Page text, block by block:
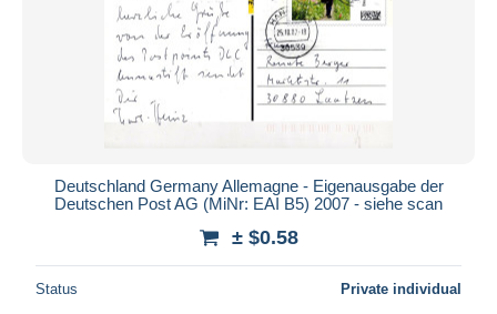
Deutschland Germany Allemagne - Eigenausgabe der
Deutschen Post AG (MiNr: EAI B5) 2007 - siehe scan
± $0.58
Status Private individual